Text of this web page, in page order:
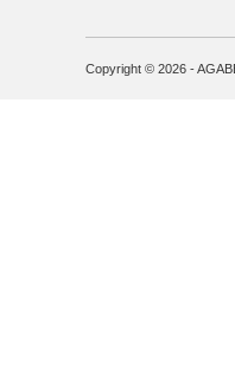
Copyright © 2026 -